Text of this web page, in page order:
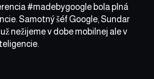
#madebygoogle bola plná
Samotný šéf Google, Sundar
nežijeme v dobe mobilnej ale v